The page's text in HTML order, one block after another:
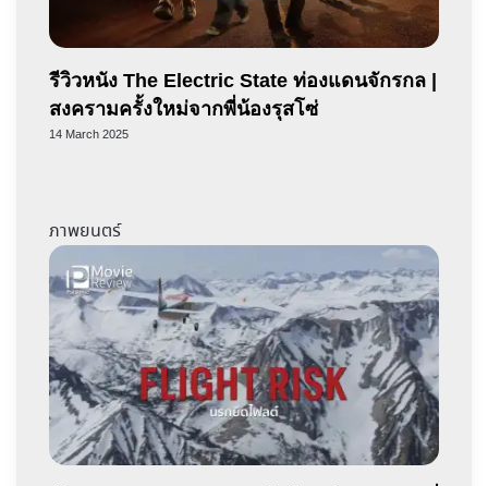
รีวิวหนัง The Electric State ท่องแดนจักรกล |
สงครามครั้งใหม่จากพี่น้องรุสโซ่
14 March 2025
ภาพยนตร์